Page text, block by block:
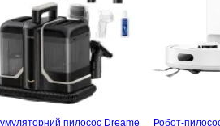
пилосос Dreame
Робот-